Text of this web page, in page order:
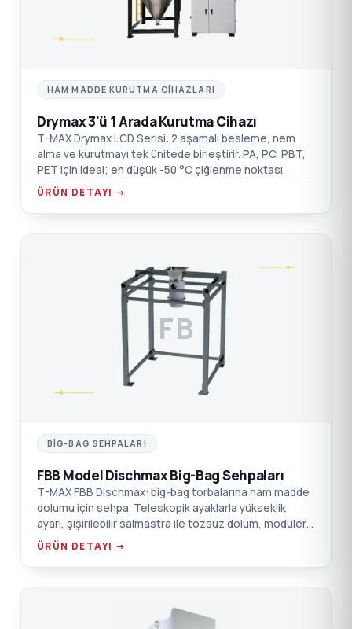
HAM MADDE KURUTMA CIHAZLARI
Drymax 3'ü 1 Arada Kurutma Cihazı
T-MAX Drymax LCD Serisi: 2 aşamalı besleme, nem
alma ve kurutmayı tek ünitede birleştirir. PA, PC, PBT,
PET için ideal; en düşük -50 °C çiğlenme noktası.
ÜRÜN DETAYI →
FB
BIG-BAG SEHPALARI
FBB Model Dischmax Big-Bag Sehpaları
T-MAX FBB Dischmax: big-bag torbalarına ham madde
dolumu için sehpa. Teleskopik ayaklarla yükseklik
ayarı, şişirilebilir salmastra ile tozsuz dolum, modüler
tasarım.
ÜRÜN DETAYI →